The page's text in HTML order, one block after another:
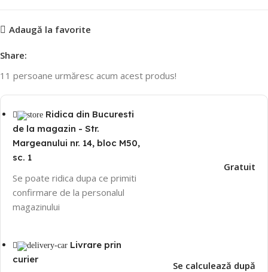
Adaugă la favorite
Share:
11 persoane urmăresc acum acest produs!
Ridica din Bucuresti
de la magazin - Str.
Margeanului nr. 14, bloc M50,
sc. 1
Se poate ridica dupa ce primiti
confirmare de la personalul
magazinului
Gratuit
Livrare prin
curier
Se calculează după